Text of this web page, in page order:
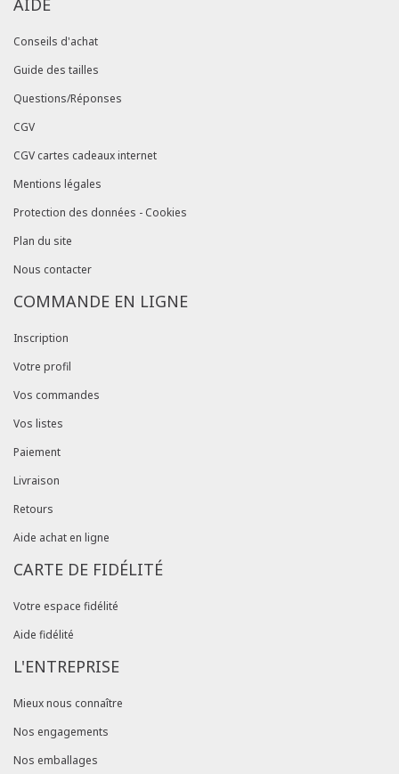
AIDE
Conseils d'achat
Guide des tailles
Questions/Réponses
CGV
CGV cartes cadeaux internet
Mentions légales
Protection des données - Cookies
Plan du site
Nous contacter
COMMANDE EN LIGNE
Inscription
Votre profil
Vos commandes
Vos listes
Paiement
Livraison
Retours
Aide achat en ligne
CARTE DE FIDÉLITÉ
Votre espace fidélité
Aide fidélité
L'ENTREPRISE
Mieux nous connaître
Nos engagements
Nos emballages